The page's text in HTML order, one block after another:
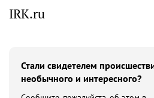
IRK.ru
Стали свидетелем
необычного и интересного?